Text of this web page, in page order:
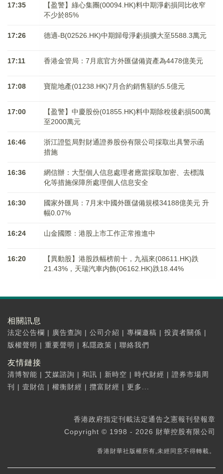
17:35
【盈警】綠心集團(00094.HK)料中期淨虧損同比收窄
不少於85%
17:26 德適-B(02526.HK)中期歸母淨虧損擴大至5588.3萬元
17:11 香港金管局：7月底官方外匯儲備資產為4478億美元
17:08 寶龍地產(01238.HK)7月合約銷售額約5.5億元
17:00
【盈警】中慶股份(01855.HK)料中期除稅後虧損500萬
至2000萬元
16:46
浙江證監局對財通證券股份有限公司採取出具警示函
措施
16:36
網信辦：大型個人信息處理者應當採取加密、去標識
化等措施保障所處理個人信息安全
16:30
國家外匯局：7月末中國外匯儲備規模34188億美元 升
幅0.07%
16:24 山金國際：港股上市工作正常推進中
16:20
【異動股】港股跌幅榜前十，九福來(08611.HK)跌
21.43%，天瑞汽車内飾(06162.HK)跌18.44%
相關訊息
法定公告欄 | 廣告查詢 | 公司介紹 | 專欄邀稿 | 投資者關係 |
版權聲明 | 重要聲明 | 私隱政策 | 聯絡我們
友情鏈接
清博智能 | 艾媒諮詢 | 和訊 | 新時空 | 時代財經 | 證券市場周
刊
| 壹財信 | 權衡財經 | 攬富財經 | 更多...
香港政府指定刊載法定通告之憲報刊登報章
Copyright © 1998 - 2026 財華控股有限公司
香港財華社版權所有,未經同意不得轉載。